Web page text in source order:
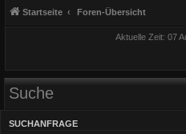
Startseite Foren-Übersicht
Aktuelle Zeit: 07
Suche
SUCHANFRAGE